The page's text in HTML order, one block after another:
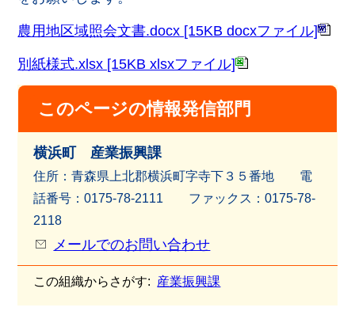
農用地区域照会文書.docx [15KB docxファイル]
別紙様式.xlsx [15KB xlsxファイル]
このページの情報発信部門
横浜町 産業振興課
住所：青森県上北郡横浜町字寺下３５番地 電
話番号：0175-78-2111 ファッ クス：0175-78-
2118
メールでのお問い合わせ
この組織からさがす: 産業振興課